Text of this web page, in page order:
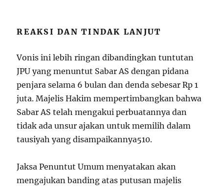
REAKSI DAN TINDAK LANJUT
Vonis ini lebih ringan dibandingkan tuntutan
JPU yang menuntut Sabar AS dengan pidana
penjara selama 6 bulan dan denda sebesar Rp 1
juta. Majelis Hakim mempertimbangkan bahwa
Sabar AS telah mengakui perbuatannya dan
tidak ada unsur ajakan untuk memilih dalam
tausiyah yang disampaikannya510.
Jaksa Penuntut Umum menyatakan akan
mengajukan banding atas putusan majelis